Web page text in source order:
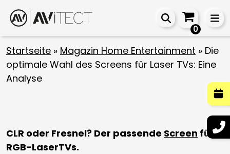
0
Startseite » Magazin Home Entertainment » Die
optimale Wahl des Screens für Laser TVs: Eine
Analyse
CLR oder Fresnel? Der passende Screen für
RGB-LaserTVs.